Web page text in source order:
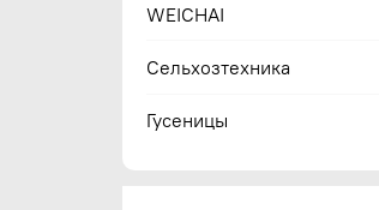
WEICHAI
Сельхозтехника
Гусеницы